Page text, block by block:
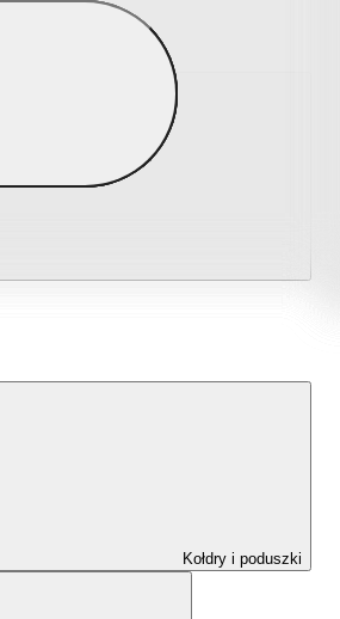
Kołdry i poduszki